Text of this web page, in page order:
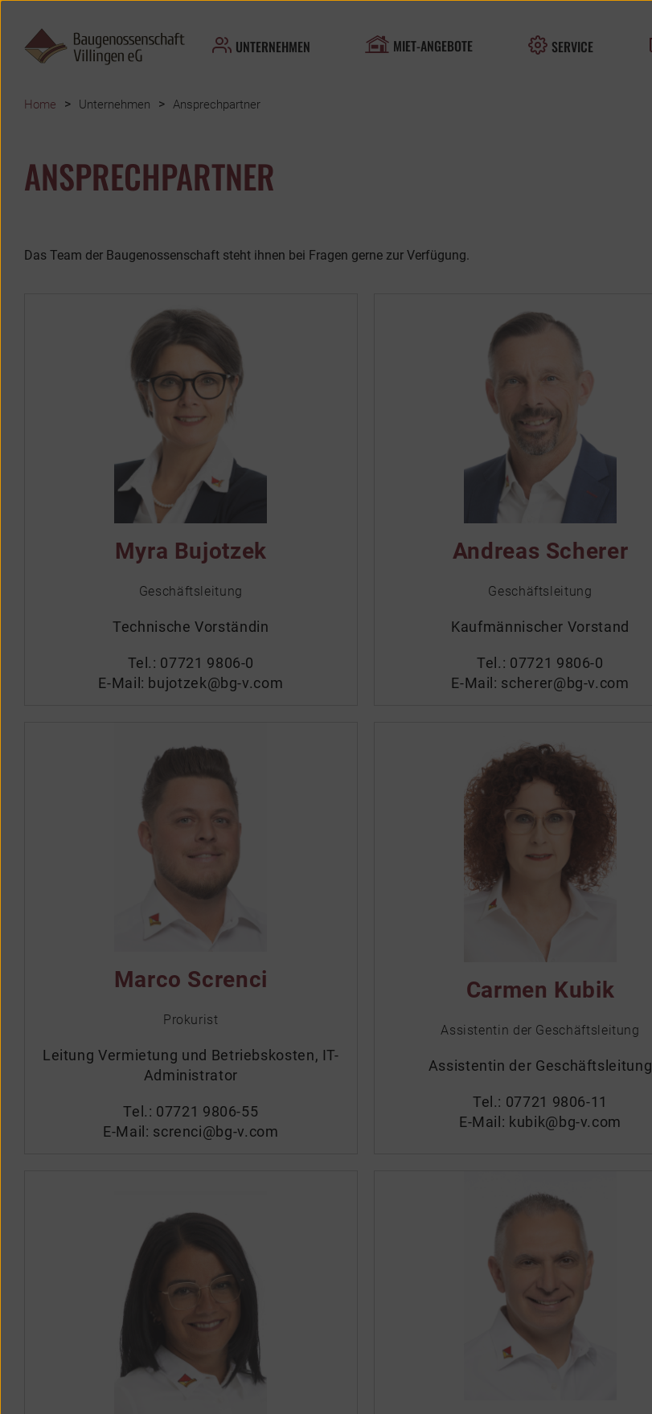
UNTERNEHMEN MIET-ANGEBOTE SERVICE
Home > Unternehmen > Ansprechpartner
ANSPRECHPARTNER
Das Team der Baugenossenschaft steht ihnen bei Fragen gerne zur Verfügung.
Myra Bujotzek
Geschäftsleitung
Technische Vorständin
Tel.: 07721 9806-0
E-Mail: bujotzek@bg-v.com
Andreas Scherer
Geschäftsleitung
Kaufmännischer Vorstand
Tel.: 07721 9806-0
E-Mail: scherer@bg-v.com
Marco Screnci
Prokurist
Leitung Vermietung und Betriebskosten, IT-
Administrator
Tel.: 07721 9806-55
E-Mail: screnci@bg-v.com
Carmen Kubik
Assistentin der Geschäftsleitung
Assistentin der Geschäftsleitung
Tel.: 07721 9806-11
E-Mail: kubik@bg-v.com